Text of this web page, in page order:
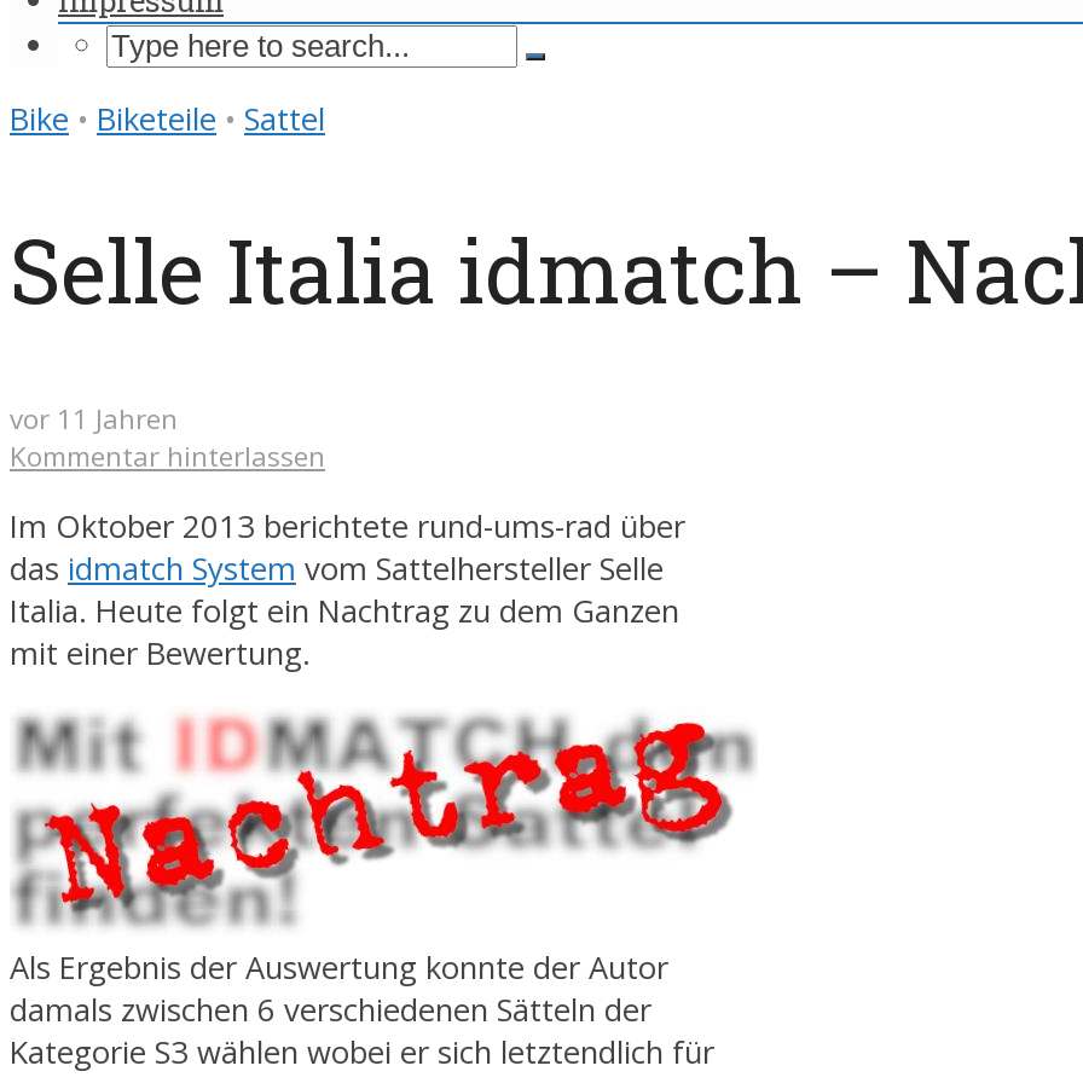
Bike • Biketeile • Sattel
Selle Italia idmatch –
vor 11 Jahren
Kommentar hinterlassen
Im Oktober 2013 berichtete rund-ums-rad über
das idmatch System vom Sattelhersteller Selle
Italia. Heute folgt ein Nachtrag zu dem Ganzen
mit einer Bewertung.
Als Ergebnis der Auswertung konnte der Autor
damals zwischen 6 verschiedenen Sätteln der
Kategorie S3 wählen wobei er sich letztendlich für